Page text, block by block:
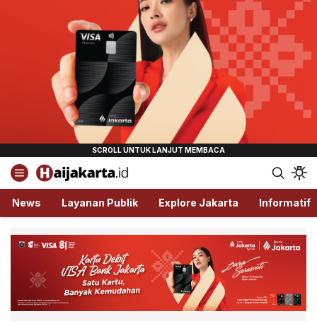
Haijakarta.id
Semua Tentang Jakarta Ada Disini!
News Layanan Publik Explore Jakarta Informatif